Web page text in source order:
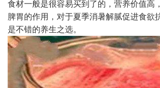
食材一般是很容易买到了的，营养价值高
脾胃的作用，对于夏季消暑解腻促进食欲
是不错的养生之选。